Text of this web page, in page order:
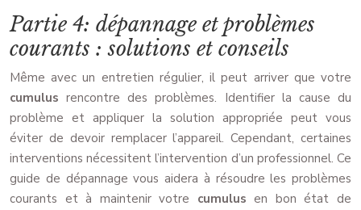
Partie 4: dépannage et problèmes
courants : solutions et conseils
Même avec un entretien régulier, il peut arriver que votre
cumulusrencontre des problèmes. Identifier la cause du
problème et appliquer la solution appropriée peut vous
éviter de devoir remplacer l’appareil. Cependant, certaines
interventions nécessitent l’intervention d’un professionnel. Ce
guide de dépannage vous aidera à résoudre les problèmes
courants et à maintenir votre cumulus en bon état de